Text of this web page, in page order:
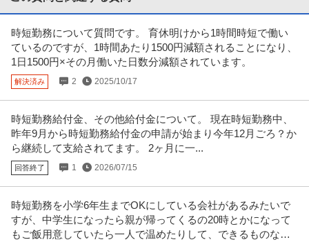
経理（財務会計） ／ 経理／土日祝休み／服装自由／賞与4か月分
／平均年齢30代／残業月10時間
株式会社林電子
交通費支給 在宅ワーク
年収300万円〜500万円
【職種】管理＞経理（財務会計） 【業種】IT・インターネット＞ソフトウエ
ア ※会員属性などに応じ、…続きを見る
提供：ビズリーチ
中野／現場品質検査（アパート）シニア活躍中／残業10h程度／
土日祝／”ホワイト企業”認定企業
株式会社レオパレス21
新着 正社員
株式会社レオパレス21 【中野】現場品質検査（アパート）◆シニア活躍中｜
残業10h程度｜土日祝｜” …続きを見る
提供：doda
時短勤務について質問です。 育休明けから1時間時短で働い
ているのですが、1時間あたり1500円減額されることになり、
1日1500円×その月働いた日数分減額されています。
解決済み 2 2025/10/17
時短勤務給付金、その他給付金について。 現在時短勤務中、
昨年9月から時短勤務給付金の申請が始まり今年12月ごろ？か
ら継続して支給されてます。 2ヶ月に一...
回答終了 1 2026/07/15
時短勤務を小学6年生までOKにしている会社があるみたいで
すが、中学生になったら親が帰ってくるの20時とかになって
もご飯用意していたら一人で温めたりして、できるものなの